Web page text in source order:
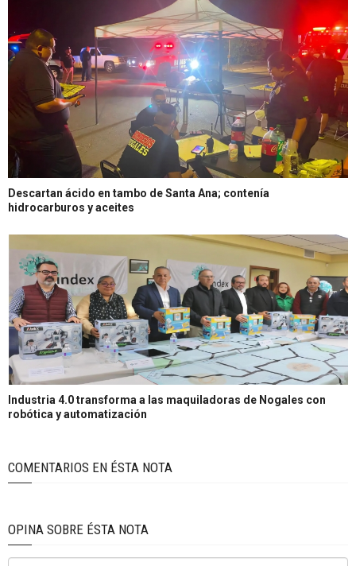
Descartan ácido en tambo de Santa Ana; contenía
hidrocarburos y aceites
Industria 4.0 transforma a las maquiladoras de Nogales con
robótica y automatización
COMENTARIOS EN ÉSTA NOTA
OPINA SOBRE ÉSTA NOTA